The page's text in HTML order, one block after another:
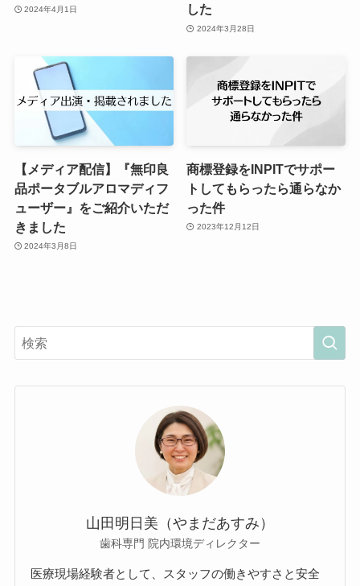
2024年4月1日
した
2024年3月28日
【メディア配信】『無印良
品ポータブルアロマディフ
ューザー』をご紹介いただ
きました
2024年3月8日
商標登録をINPITでサポー
トしてもらったら通らなか
った件
2023年12月12日
山田明日美（やまだあすみ）
歯科専門 院内環境ディレクター
医療現場経験者として、スタッフの働きやすさと安全